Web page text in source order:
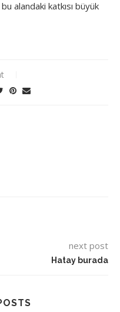
alandaki katkısı büyük
next post
Hatay burada